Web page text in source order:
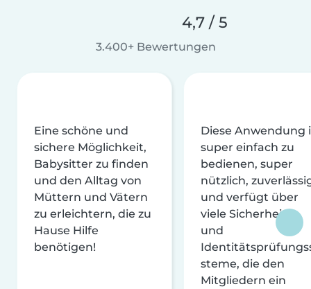
4,7 / 5
3.400+ Bewertungen
Eine schöne und
sichere Möglichkeit,
Babysitter zu finden
und den Alltag von
Müttern und Vätern
zu erleichtern, die zu
Hause Hilfe
benötigen!
Diese Anwendung
super einfach zu
bedienen, super
nützlich,
und verfügt über
viele Sicherheits-
und
steme, die den
Mitgliedern ein